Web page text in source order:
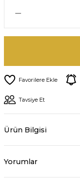
Tavsiye Et
Ürün Bilgisi
Yorumlar